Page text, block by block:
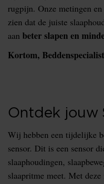
rugpijn. Onze metingen
zien dat de juiste
aan beter slapen en
Kortom,
Ontdek jouw
Wij hebben een tijdelijke
sensor. Dit is een sensor
slaaphoudingen,
slaapritme meet. Met